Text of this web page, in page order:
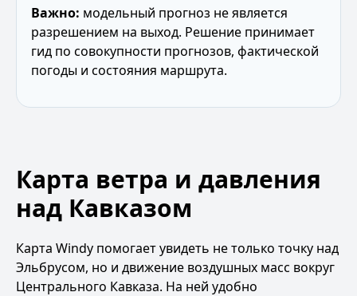
Важно: модельный прогноз не является
разрешением на выход. Решение принимает
гид по совокупности прогнозов, фактической
погоды и состояния маршрута.
Карта ветра и давления
над Кавказом
Карта Windy помогает увидеть не только точку над
Эльбрусом, но и движение воздушных масс вокруг
Центрального Кавказа. На ней удобно